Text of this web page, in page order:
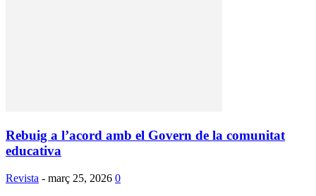
Rebuig a l’acord amb el Govern de la comunitat
educativa
Revista - març 25, 2026 0